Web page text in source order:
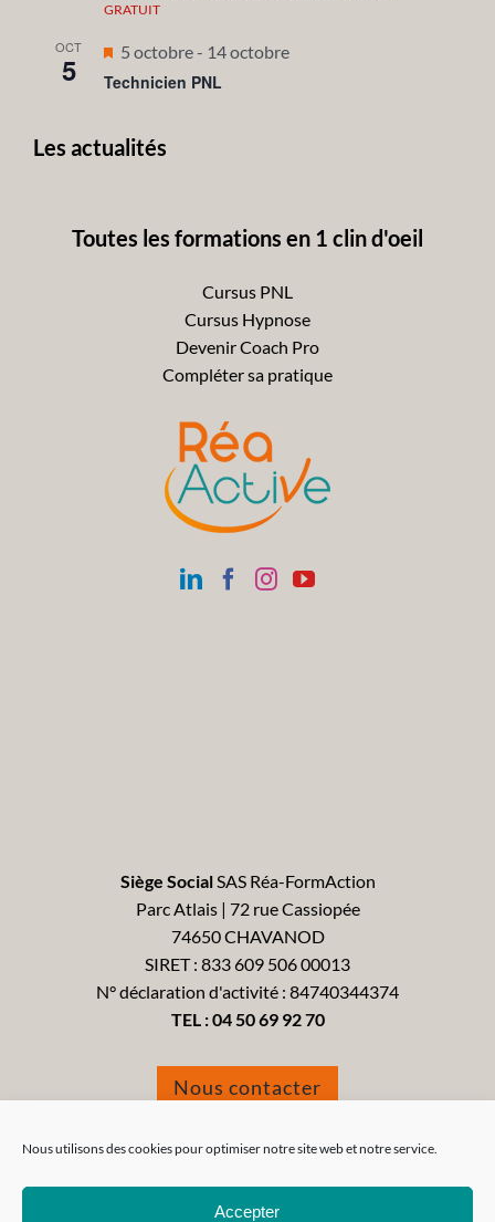
Nous utilisons des cookies pour optimiser notre site web et notre service.
Accepter
GRATUIT
OCT
5
Mis
en
5 octobre- 14 octobre
Technicien PNL
Les actualités
Toutes les formations en 1 clin d'oeil
Cursus PNL
Cursus Hypnose
Devenir Coach Pro
Compléter sa pratique
Siège SocialSAS Réa-FormAction
Parc Atlais | 72 rue Cassiopée
74650 CHAVANOD
SIRET : 833 609 506 00013
N° déclaration d'activité : 84740344374
TEL :04 50 69 92 70
Nous contacter